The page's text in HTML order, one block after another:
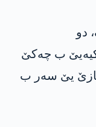
شەڤ، دو
ب چەکێ
یێ سەر ب